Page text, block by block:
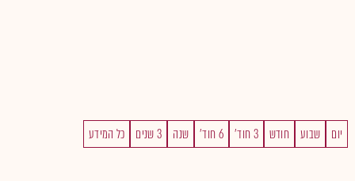
יום שבוע חודש 3 חוד' 6 חוד' שנה 3 שנים כל המידע